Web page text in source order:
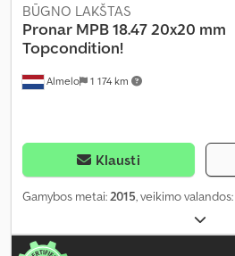
Almelo 1 174 km
BŪGNO LAKŠTAS
Pronar MPB 18.47 20x20 mm
Topcondition!
Klausti
Gamybos metai:2015, veikimo valandos: